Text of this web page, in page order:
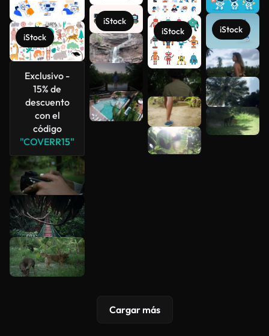
iStock
Exclusivo -
15% de
descuento
con el
código
"COVERR15"
iStock
iStock iStock
Ver más
Cargar más